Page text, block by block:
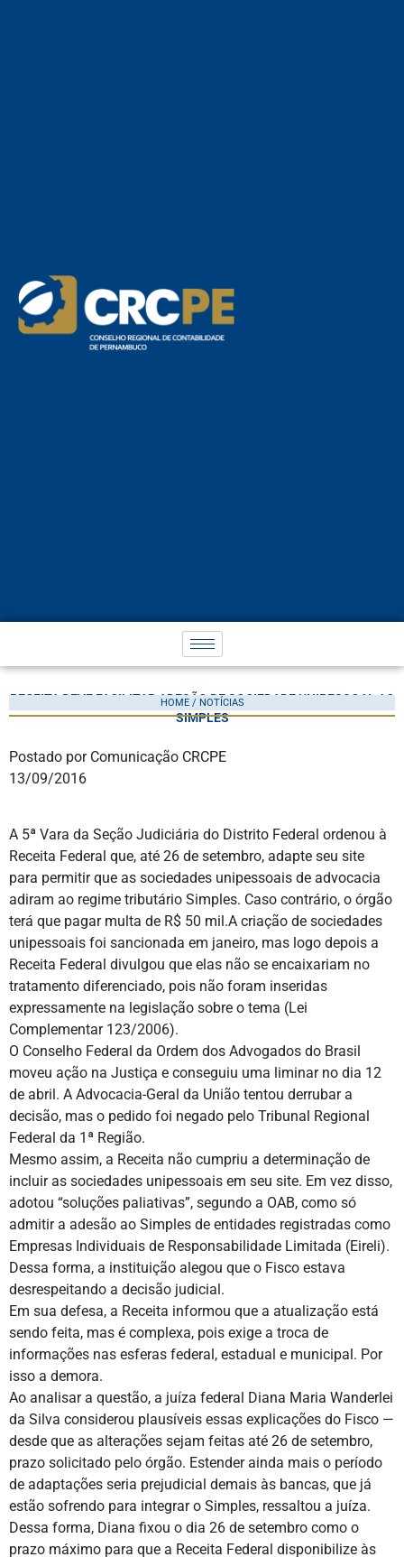
RECEITA DEVE FACILITAR ADESÃO DE SOCIEDADE UNIPESSOAL AO
SIMPLES
HOME / NOTÍCIAS
Postado por Comunicação CRCPE
13/09/2016
A 5ª Vara da Seção Judiciária do Distrito Federal ordenou à
Receita Federal que, até 26 de setembro, adapte seu site
para permitir que as sociedades unipessoais de advocacia
adiram ao regime tributário Simples. Caso contrário, o órgão
terá que pagar multa de R$ 50 mil.A criação de sociedades
unipessoais foi sancionada em janeiro, mas logo depois a
Receita Federal divulgou que elas não se encaixariam no
tratamento diferenciado, pois não foram inseridas
expressamente na legislação sobre o tema (Lei
Complementar 123/2006).
O Conselho Federal da Ordem dos Advogados do Brasil
moveu ação na Justiça e conseguiu uma liminar no dia 12
de abril. A Advocacia-Geral da União tentou derrubar a
decisão, mas o pedido foi negado pelo Tribunal Regional
Federal da 1ª Região.
Mesmo assim, a Receita não cumpriu a determinação de
incluir as sociedades unipessoais em seu site. Em vez disso,
adotou “soluções paliativas”, segundo a OAB, como só
admitir a adesão ao Simples de entidades registradas como
Empresas Individuais de Responsabilidade Limitada (Eireli).
Dessa forma, a instituição alegou que o Fisco estava
desrespeitando a decisão judicial.
Em sua defesa, a Receita informou que a atualização está
sendo feita, mas é complexa, pois exige a troca de
informações nas esferas federal, estadual e municipal. Por
isso a demora.
Ao analisar a questão, a juíza federal Diana Maria Wanderlei
da Silva considerou plausíveis essas explicações do Fisco —
desde que as alterações sejam feitas até 26 de setembro,
prazo solicitado pelo órgão. Estender ainda mais o período
de adaptações seria prejudicial demais às bancas, que já
estão sofrendo para integrar o Simples, ressaltou a juíza.
Dessa forma, Diana fixou o dia 26 de setembro como o
prazo máximo para que a Receita Federal disponibilize às